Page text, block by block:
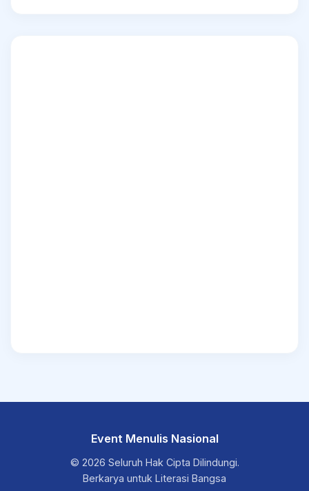
Event Menulis Nasional
© 2026 Seluruh Hak Cipta Dilindungi.
Berkarya untuk Literasi Bangsa